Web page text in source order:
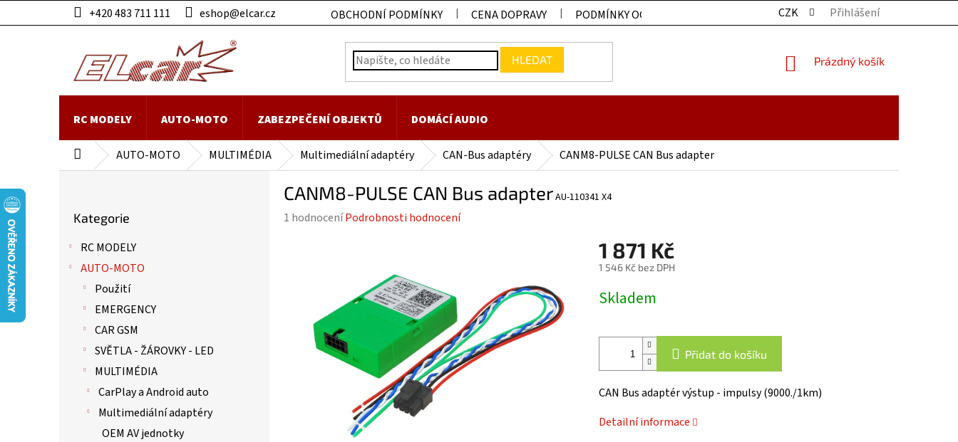
na
+420 483 711 111 eshop@elcar.cz OBCHODNÍ PODMÍNKY CENA DOPRAVY PODMÍNKY OCHRANY OSOBNÍCH ÚDAJŮ KONTAKTY
CZK Přihlášení
HLEDAT
NÁKUPNÍ
Prázdný košík
RC MODELY AUTO-MOTO ZABEZPEČENÍ OBJEKTŮ DOMÁCÍ AUDIO
Domů AUTO-MOTO MULTIMÉDIA Multimediální adaptéry CAN-Bus adaptéry CANM8-PULSE CAN Bus adapter
kategorie
Kategorie
RC MODELY
AUTO-MOTO
Použití
EMERGENCY
CAR GSM
SVĚTLA - ŽÁROVKY - LED
MULTIMÉDIA
CarPlay a Android auto
Multimediální adaptéry
OEM AV jednotky
CANM8-PULSE CAN Bus adapterAU-110341 X4
Průměrné
hvězdiček.
1 hodnoceníPodrobnosti hodnocení
1 871 Kč
1 546 Kč bez DPH
cena:
Skladem
Přidat do košíku
CAN Bus adaptér výstup - impulsy (9000./1km)
Detailní informace